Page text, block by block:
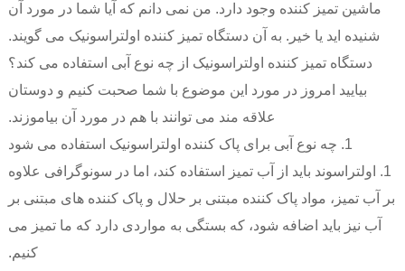
ماشین تمیز کننده وجود دارد. من نمی دانم که آیا شما در مورد آن
شنیده اید یا خیر. به آن دستگاه تمیز کننده اولتراسونیک می گویند.
دستگاه تمیز کننده اولتراسونیک از چه نوع آبی استفاده می کند؟
بیایید امروز در مورد این موضوع با شما صحبت کنیم و دوستان
علاقه مند می توانند با هم در مورد آن بیاموزند.
1. چه نوع آبی برای پاک کننده اولتراسونیک استفاده می شود
1. اولتراسوند باید از آب تمیز استفاده کند، اما در سونوگرافی علاوه
بر آب تمیز، مواد پاک کننده مبتنی بر حلال و پاک کننده های مبتنی بر
آب نیز باید اضافه شود، که بستگی به مواردی دارد که ما تمیز می
کنیم.